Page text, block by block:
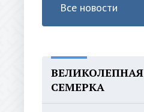
Все новости
ВЕЛИКОЛЕПНАЯ
СЕМЕРКА